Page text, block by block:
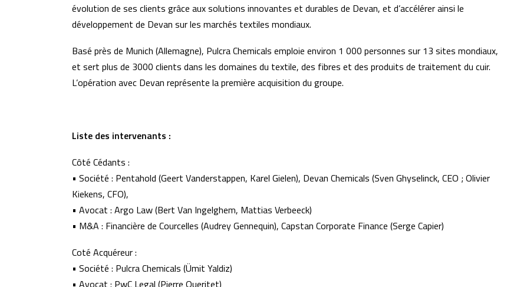
évolution de ses clients grâce aux solutions innovantes et durables de Devan, et d’accélérer ainsi le
développement de Devan sur les marchés textiles mondiaux.
Basé près de Munich (Allemagne), Pulcra Chemicals emploie environ 1 000 personnes sur 13 sites mondiaux,
et sert plus de 3000 clients dans les domaines du textile, des fibres et des produits de traitement du cuir.
L’opération avec Devan représente la première acquisition du groupe.
Liste des intervenants :
Côté Cédants :
• Société : Pentahold (Geert Vanderstappen, Karel Gielen), Devan Chemicals (Sven Ghyselinck, CEO ; Olivier
Kiekens, CFO),
• Avocat : Argo Law (Bert Van Ingelghem, Mattias Verbeeck)
• M&A : Financière de Courcelles (Audrey Gennequin), Capstan Corporate Finance (Serge Capier)
Coté Acquéreur :
• Société : Pulcra Chemicals (Ümit Yaldiz)
• Avocat : PwC Legal (Pierre Queritet)